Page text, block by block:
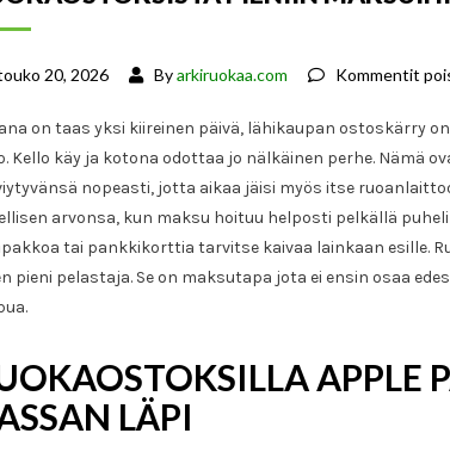
20, 2026 Byarkiruokaa.com Kommentit
on taas yksi kiireinen päivä, lähikaupan ostoskärry
Kello käy ja kotona odottaa jo nälkäinen perhe. Nämä
nopeasti, jotta aikaa jäisi myös itse
arvonsa, kun maksu hoituu helposti pelkällä
tai pankkikorttia tarvitse kaivaa lainkaan esille.
pieni pelastaja. Se on maksutapa jota ei ensin osaa
APPLE
LÄPI